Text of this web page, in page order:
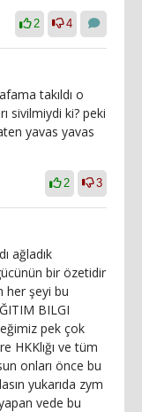
2 4
takıldı o
sivilmiydi ki? peki
yavas yavas
2 3
ağladık
bir özetidir
her şeyi bu
BILGI
pek çok
HKKlığı ve tüm
onları önce bu
yukarıda zym
vede bu